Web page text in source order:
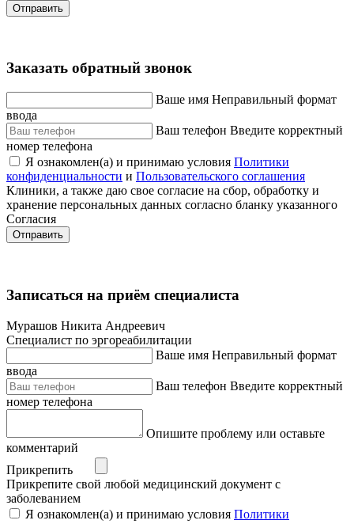
Отправить
Заказать обратный звонок
Ваше имя Неправильный формат
ввода
Ваш телефон Введите корректный
номер телефона
Я ознакомлен(а) и принимаю условия Политики
конфиденциальности и Пользовательского соглашения
Клиники, а также даю свое согласие на сбор, обработку и
хранение персональных данных согласно бланку указанного
Согласия
Отправить
Записаться на приём специалиста
Мурашов Никита Андреевич
Специалист по эргореабилитации
Ваше имя Неправильный формат
ввода
Ваш телефон Введите корректный
номер телефона
Опишите проблему или оставьте
комментарий
Прикрепить
Прикрепите свой любой медицинский документ с
заболеванием
Я ознакомлен(а) и принимаю условия Политики